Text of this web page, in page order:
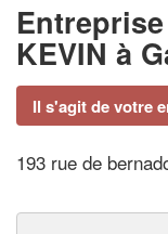
KEVIN à
Il s'agit de votre
193 rue de